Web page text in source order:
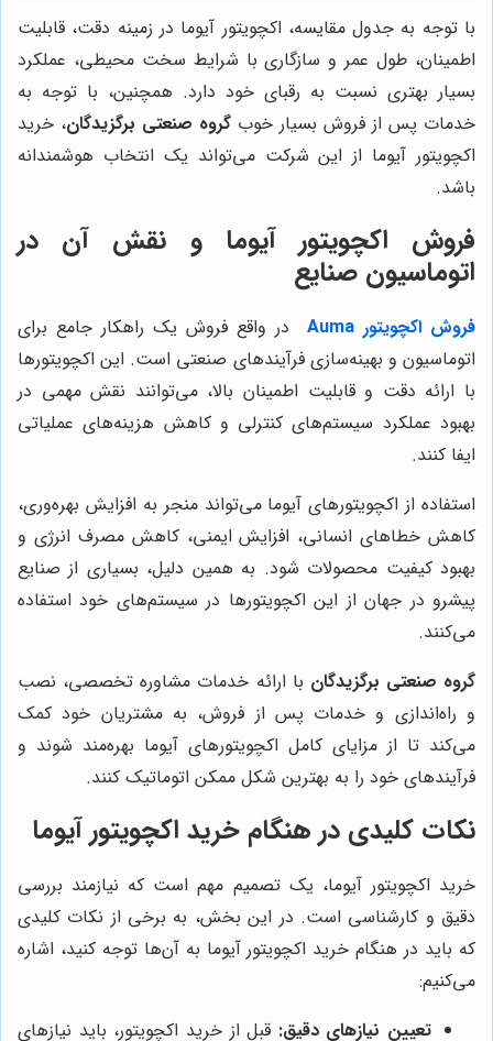
با توجه به جدول مقایسه، اکچویتور آیوما در زمینه دقت، قابلیت
اطمینان، طول عمر و سازگاری با شرایط سخت محیطی، عملکرد
بسیار بهتری نسبت به رقبای خود دارد. همچنین، با توجه به
خدمات پس از فروش بسیار خوب گروه صنعتی برگزیدگان، خرید
اکچویتور آیوما از این شرکت می‌تواند یک انتخاب هوشمندانه
باشد.
فروش اکچویتور آیوما و نقش آن در
اتوماسیون صنایع
فروش اکچویتور Auma
در واقع فروش یک راهکار جامع برای
اتوماسیون و بهینه‌سازی فرآیندهای صنعتی است. این اکچویتورها
با ارائه دقت و قابلیت اطمینان بالا، می‌توانند نقش مهمی در
بهبود عملکرد سیستم‌های کنترلی و کاهش هزینه‌های عملیاتی
ایفا کنند.
استفاده از اکچویتورهای آیوما می‌تواند منجر به افزایش بهره‌وری،
کاهش خطاهای انسانی، افزایش ایمنی، کاهش مصرف انرژی و
بهبود کیفیت محصولات شود. به همین دلیل، بسیاری از صنایع
پیشرو در جهان از این اکچویتورها در سیستم‌های خود استفاده
می‌کنند.
گروه صنعتی برگزیدگان با ارائه خدمات مشاوره تخصصی، نصب
و راه‌اندازی و خدمات پس از فروش، به مشتریان خود کمک
می‌کند تا از مزایای کامل اکچویتورهای آیوما بهره‌مند شوند و
فرآیندهای خود را به بهترین شکل ممکن اتوماتیک کنند.
نکات کلیدی در هنگام خرید اکچویتور آیوما
خرید اکچویتور آیوما، یک تصمیم مهم است که نیازمند بررسی
دقیق و کارشناسی است. در این بخش، به برخی از نکات کلیدی
که باید در هنگام خرید اکچویتور آیوما به آن‌ها توجه کنید، اشاره
می‌کنیم:
تعیین نیازهای دقیق: قبل از خرید اکچویتور، باید نیازهای